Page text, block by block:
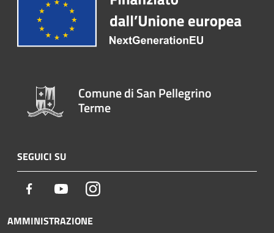
Comune di San Pellegrino
Terme
SEGUICI SU
Facebook YoutubeInstagram
AMMINISTRAZIONE